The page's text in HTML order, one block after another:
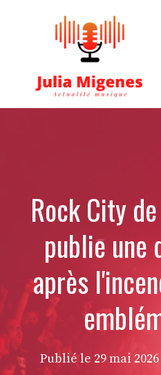
Rock City
publie une
après
Publié le 29 mai 2026